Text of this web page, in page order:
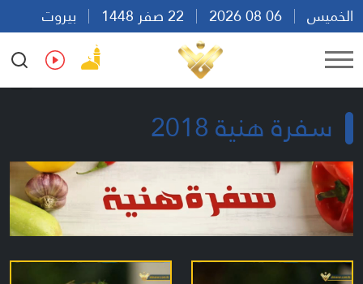
الخميس
بيروت
07:15
Ar En Fr Es
سفرة هنية 2018